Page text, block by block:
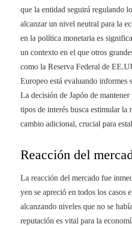
que la entidad seguirá regulando
alcanzar un nivel neutral para la
en la política monetaria es
un contexto en el que otros
como la Reserva Federal de
Europeo está evaluando informes
La decisión de Japón de
tipos de interés busca estimular la
cambio adicional, crucial para
Reacción del
La reacción del mercado fue
yen se apreció en todos los casos
alcanzando niveles que no se
reputación es vital para la